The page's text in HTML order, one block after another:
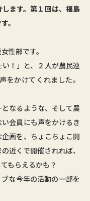
ます。第１回は、福島
。
性部です。
！」と、２人が農民連
をかけてくれました。
なるような、そして農
会員にも声をかけるき
画を、ちょこちょこ開
近くで開催されれば、
もらえるかも？
な今年の活動の一部を